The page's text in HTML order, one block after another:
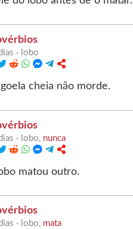
· lobo
cheia não morde.
· lobo, nunca
matou outro.
· lobo, mata